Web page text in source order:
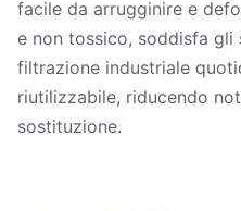
facile da arrugginire e
e non tossico, soddisfa
filtrazione industriale
riutilizzabile, riducendo
sostituzione.